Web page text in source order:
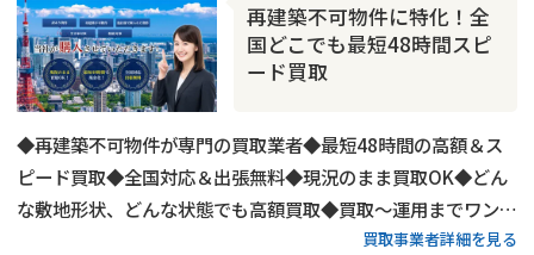
再建築不可物件に特化！全
国どこでも最短48時間スピ
ード買取
◆再建築不可物件が専門の買取業者◆最短48時間の高額＆ス
ピード買取◆全国対応＆出張無料◆現況のまま買取OK◆どん
な敷地形状、どんな状態でも高額買取◆買取〜運用までワンス
トップ対応◆無料査定＆相談はフォームから24時間受付
買取事業者詳細を見る